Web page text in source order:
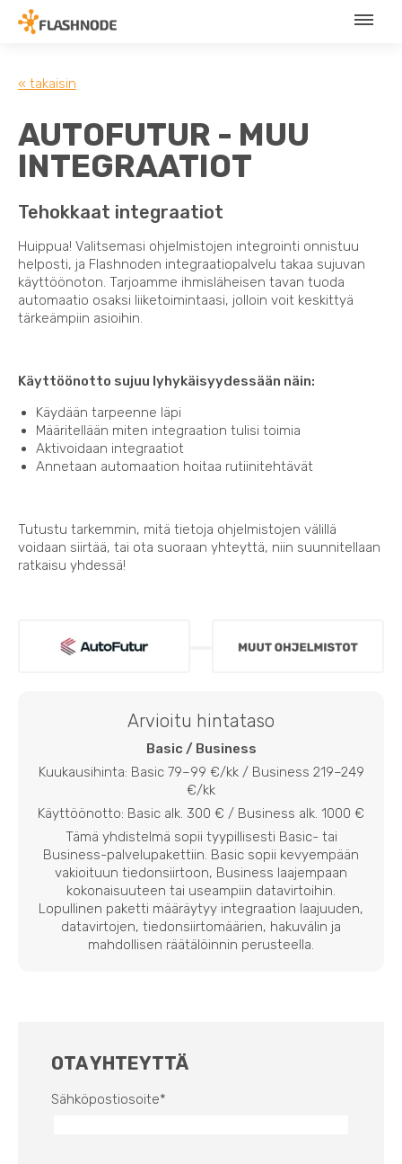
« takaisin
AUTOFUTUR - MUU
INTEGRAATIOT
Tehokkaat integraatiot
Huippua! Valitsemasi ohjelmistojen integrointi onnistuu
helposti, ja Flashnoden integraatiopalvelu takaa sujuvan
käyttöönoton. Tarjoamme ihmisläheisen tavan tuoda
automaatio osaksi liiketoimintaasi, jolloin voit keskittyä
tärkeämpiin asioihin.
Käyttöönotto sujuu lyhykäisyydessään näin:
Käydään tarpeenne läpi
Määritellään miten integraation tulisi toimia
Aktivoidaan integraatiot
Annetaan automaation hoitaa rutiinitehtävät
Tutustu tarkemmin, mitä tietoja ohjelmistojen välillä
voidaan siirtää, tai ota suoraan yhteyttä, niin suunnitellaan
ratkaisu yhdessä!
Arvioitu hintataso
Basic / Business
Kuukausihinta: Basic 79–99 €/kk / Business 219–249
€/kk
Käyttöönotto: Basic alk. 300 € / Business alk. 1000 €
Tämä yhdistelmä sopii tyypillisesti Basic- tai
Business-palvelupakettiin. Basic sopii kevyempään
vakioituun tiedonsiirtoon, Business laajempaan
kokonaisuuteen tai useampiin datavirtoihin.
Lopullinen paketti määräytyy integraation laajuuden,
datavirtojen, tiedonsiirtomäärien, hakuvälin ja
mahdollisen räätälöinnin perusteella.
OTA YHTEYTTÄ
Sähköpostiosoite*